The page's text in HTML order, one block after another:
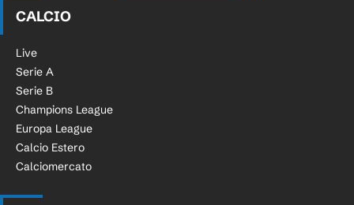
CALCIO
Live
Serie A
Serie B
Champions League
Europa League
Calcio Estero
Calciomercato